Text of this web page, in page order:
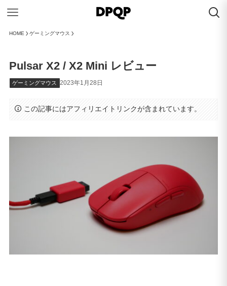
HOME ゲーミングマウス
Pulsar X2 / X2 Mini レビュー
ゲーミングマウス 2023年1月28日
この記事にはアフィリエイトリンクが含まれています。